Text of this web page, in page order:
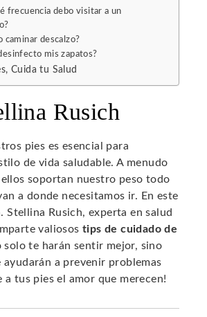
frecuencia debo visitar a un
caminar descalzo?
mis zapatos?
Cuida tu Salud
Rusich
pies es esencial para
de vida saludable. A menudo
soportan nuestro peso todo
a donde necesitamos ir. En este
Stellina Rusich, experta en salud
valiosos tips de cuidado de
solo te harán sentir mejor, sino
a prevenir problemas
a tus pies el amor que merecen!